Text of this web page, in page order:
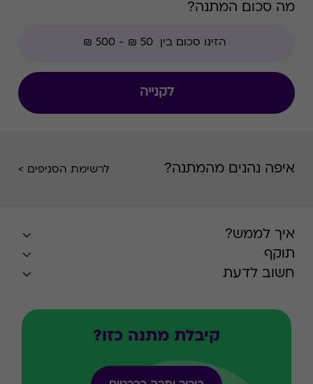
מה סכום המתנה?
לקנייה
איפה נהנים מהמתנה? לרשימת הסניפים >
איך לממש?
תוקף
חשוב לדעת
קיבלת מתנה כזו?